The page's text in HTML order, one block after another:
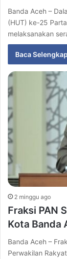
Banda Aceh –
(HUT) ke-25
melaksanakan
Baca
2 minggu ago
Fraksi PAN
Kota Banda
Banda Aceh –
Perwakilan